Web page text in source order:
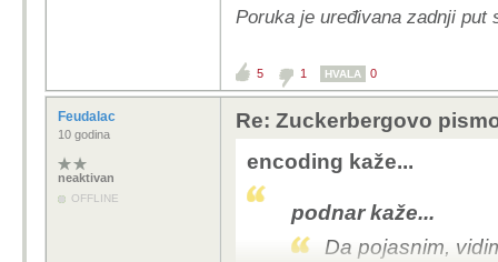
Poruka je uređivana zadnji put
5 1 HVALA 0
Feudalac
10 godina
neaktivan
OFFLINE
Re: Zuckerbergovo
encoding kaže...
podnar kaže...
Da pojasnim,